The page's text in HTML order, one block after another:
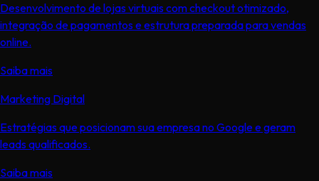
Desenvolvimento de lojas virtuais com checkout otimizado,
integração de pagamentos e estrutura preparada para vendas
online.
Saiba mais
Marketing Digital
Estratégias que posicionam sua empresa no Google e geram
leads qualificados.
Saiba mais